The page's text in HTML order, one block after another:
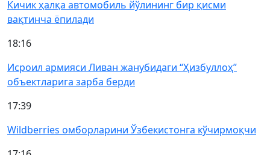
Кичик ҳалқа автомобиль йўлининг бир қисми
вақтинча ёпилади
18:16
Исроил армияси Ливан жанубидаги “Ҳизбуллоҳ”
объектларига зарба берди
17:39
Wildberries омборларини Ўзбекистонга кўчирмоқчи